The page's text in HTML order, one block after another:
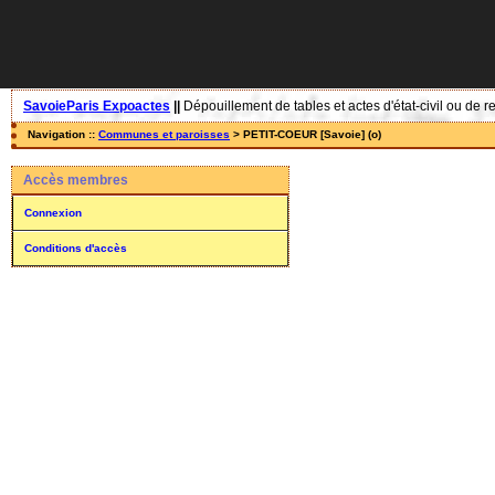
SavoieParis Expoactes Dépouillement de tables et actes d'état-civil ou de
Navigation :: Communes et paroisses > PETIT-COEUR [Savoie] (o)
Accès membres
Connexion
Conditions d'accès